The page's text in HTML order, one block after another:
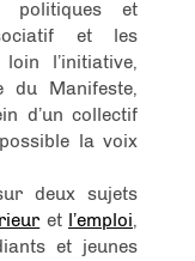
politiques et
et les
l’initiative,
du Manifeste,
d’un collectif
la voix
deux sujets
et l’emploi,
et jeunes